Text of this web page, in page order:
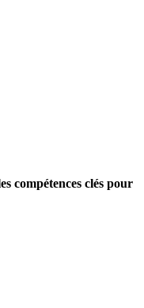
compétences clés pour